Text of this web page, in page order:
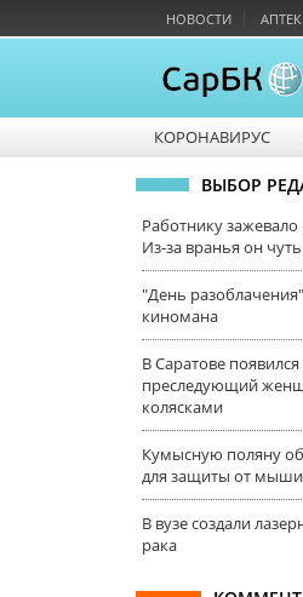
НОВОСТИ
КОРОНАВИРУС
ВЫБОР
Работнику
Из-за вранья он
"День
киномана
В Саратове появился
преследующий
колясками
Кумысную поляну
для защиты от
В вузе создали
рака